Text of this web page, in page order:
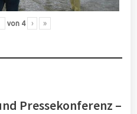
von 4 › »
Pressekonferenz –